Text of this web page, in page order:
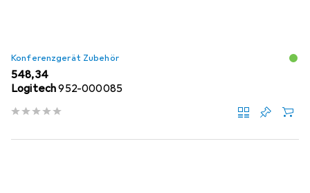
Konferenzgerät Zubehör
EUR
548,34
Logitech952-000085